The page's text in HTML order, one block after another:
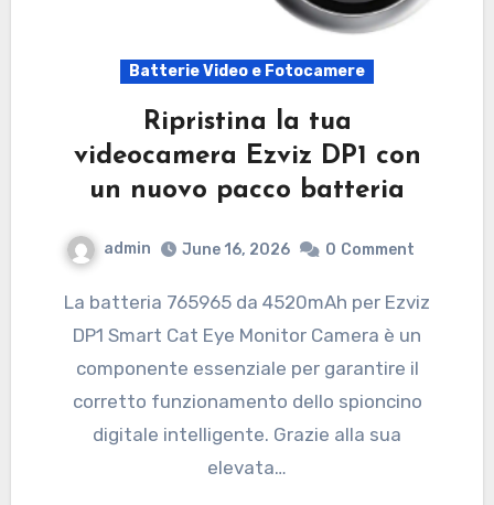
Batterie Video e Fotocamere
Ripristina la tua
videocamera Ezviz DP1 con
un nuovo pacco batteria
admin June 16, 2026 0 Comment
La batteria 765965 da 4520mAh per Ezviz
DP1 Smart Cat Eye Monitor Camera è un
componente essenziale per garantire il
corretto funzionamento dello spioncino
digitale intelligente. Grazie alla sua
elevata…